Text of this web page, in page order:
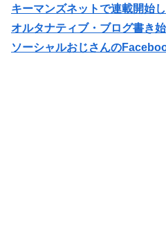
キーマンズネットで連載開始し
オルタナティブ・ブログ書き
ソーシャルおじさんの